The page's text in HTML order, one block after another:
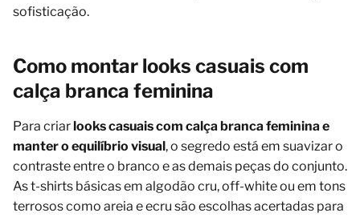
sofisticação.
Como montar looks casuais com
calça branca feminina
Para criarlooks casuais com calça branca feminina e
manter o equilíbrio visual, o segredo está em suavizar o
contraste entre o branco e as demais peças do conjunto.
As t-shirts básicas em algodão cru, off-white ou em tons
terrosos como areia e ecru são escolhas acertadas para